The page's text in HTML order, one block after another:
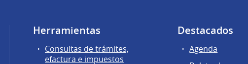
Herramientas
Consultas de trámites,
efactura e impuestos
Destacados
Agenda